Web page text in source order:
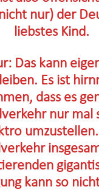
nur) der
liebstes Kind.
Das kann
Es ist
dass es
nur mal
kann so